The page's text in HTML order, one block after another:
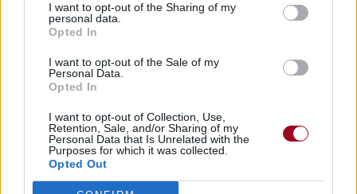
I want to opt-out of the Sharing of my
personal data.
Opted In
I want to opt-out of the Sale of my
Personal Data.
Opted In
I want to opt-out of Collection, Use,
Retention, Sale, and/or Sharing of my
Personal Data that Is Unrelated with the
Purposes for which it was collected.
Opted Out
Pour prolonger le plaisir musical :
Télécharger légalement les MP3 sur
Télécharger légalement les MP3 ou trouver le CD sur